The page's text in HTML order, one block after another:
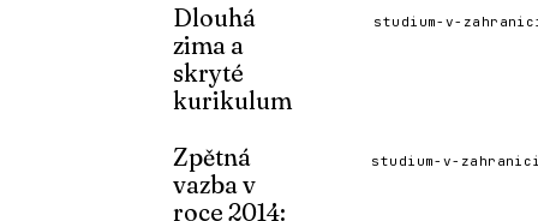
přestávám stíhat poskytování zpětné
vazby.
READ ↗
Dlouhá
zima a
skryté
kurikulum
studium-v-
se s ní vyrovnat.
READ ↗
Zpětná
vazba v
roce 2014:
studium-v-